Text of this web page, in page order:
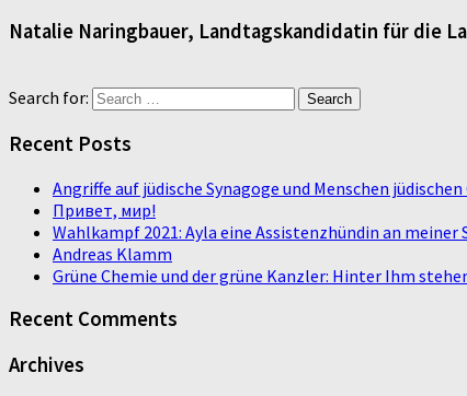
Natalie Naringbauer, Landtagskandidatin für die
Search for:
Recent Posts
Angriffe auf jüdische Synagoge und Menschen
Привет, мир!
Wahlkampf 2021: Ayla eine Assistenzhündin an meiner
Andreas Klamm
Grüne Chemie und der grüne Kanzler: Hinter Ihm
Recent Comments
Archives